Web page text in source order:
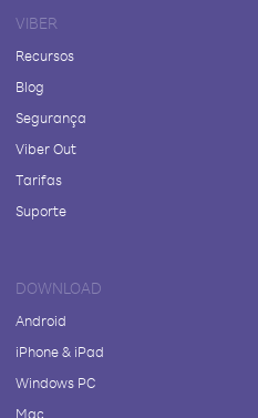
VIBER
Recursos
Blog
Segurança
Viber Out
Tarifas
Suporte
DOWNLOAD
Android
iPhone & iPad
Windows PC
Mac